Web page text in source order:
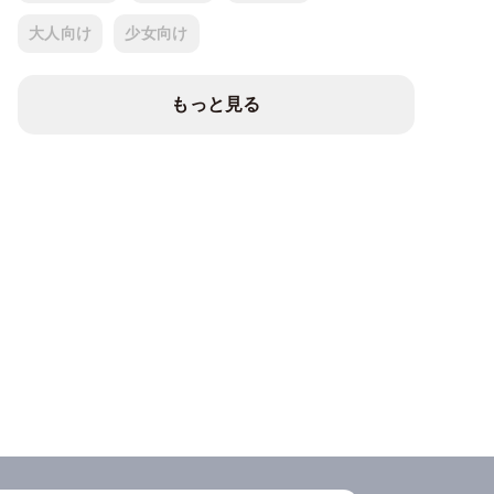
大人向け 少女向け
もっと見る